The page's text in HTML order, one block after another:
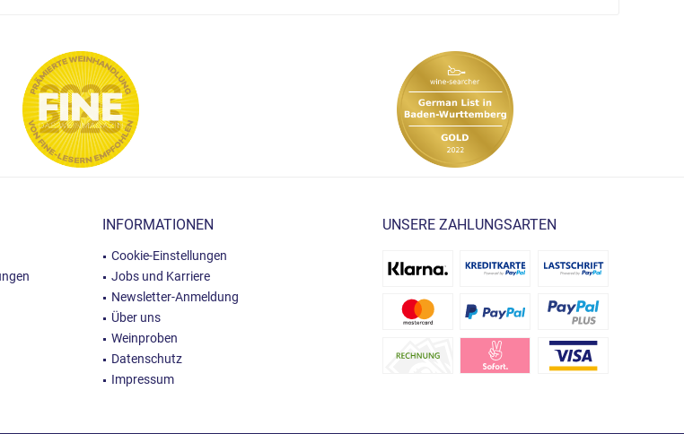
INFORMATIONEN
Cookie-Einstellungen
Jobs und Karriere
Newsletter-Anmeldung
Über uns
Weinproben
Datenschutz
Impressum
UNSERE ZAHLUNGSARTEN